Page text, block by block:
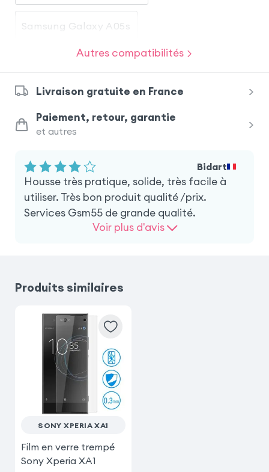
Samsung Galaxy A05s
Samsung Galaxy A41
Samsung Galaxy A32 4G
Samsung Galaxy A10
Samsung Galaxy S20
iPhone SE 2020
Autres compatibilités
Livraison gratuite en France
Paiement, retour, garantie
et autres
Bidart
Housse très pratique, solide, très facile à
utiliser. Très bon produit qualité /prix.
Services Gsm55 de grande qualité.
Voir plus d'avis
Produits similaires
SONY XPERIA XA1
Film en verre trempé
Sony Xperia XA1